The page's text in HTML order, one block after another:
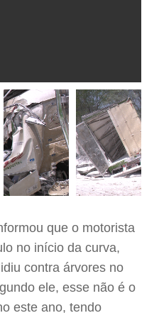
que o motorista
no início da curva,
contra árvores no
ele, esse não é o
este ano, tendo